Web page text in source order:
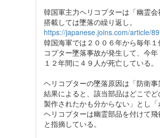
韓国軍主力ヘリコプターは「幽霊
搭載しては墜落の繰り返し。
https://japanese.joins.com/article/
韓国海軍では２００６年から毎年１
コプター墜落事故が発生して、今
１２年間に４９人が死亡している。
ヘリコプターの墜落原因は「防衛
結果によると、該当部品はどこでど
製作されたかも分からない」とし「
ヘリコプターは幽霊部品を付けて飛
と指摘している。